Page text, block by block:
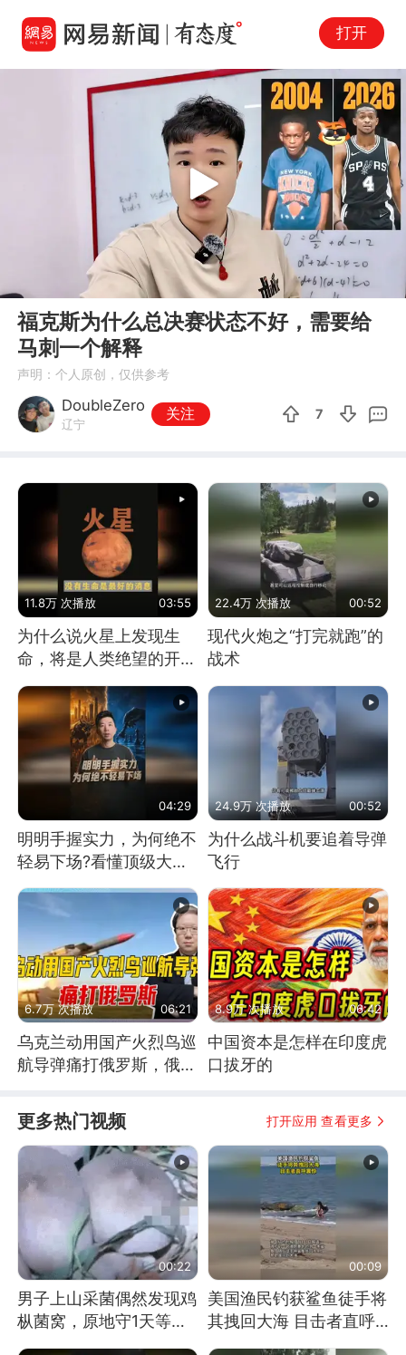
打开
00:27
Play
福克斯为什么总决赛状态不好，需要给
马刺一个解释
声明：个人原创，仅供参考
DoubleZero
辽宁
关注 7
11.8万 次播放 03:55
为什么说火星上发现生
命，将是人类绝望的开
22.4万 次播放 00:52
现代火炮之“打完就跑”的
战术
04:29
明明手握实力，为何绝不
轻易下场?看懂顶级大国
谋略
24.9万 次播放 00:52
为什么战斗机要追着导弹
飞行
6.7万 次播放 06:21
乌克兰动用国产火烈鸟巡
航导弹痛打俄罗斯，俄军
8.9万 次播放 06:42
中国资本是怎样在印度虎
口拔牙的
更多热门视频 打开应用 查看更多
00:22
男子上山采菌偶然发现鸡
枞菌窝，原地守1天等它
00:09
美国渔民钓获鲨鱼徒手将
其拽回大海 目击者直呼